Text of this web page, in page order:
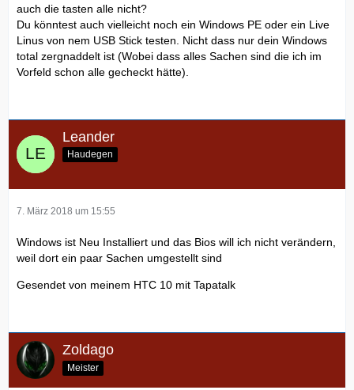
auch die tasten alle nicht?
Du könntest auch vielleicht noch ein Windows PE oder ein Live
Linus von nem USB Stick testen. Nicht dass nur dein Windows
total zergnaddelt ist (Wobei dass alles Sachen sind die ich im
Vorfeld schon alle gecheckt hätte).
Leander
Haudegen
7. März 2018 um 15:55
Windows ist Neu Installiert und das Bios will ich nicht verändern,
weil dort ein paar Sachen umgestellt sind
Gesendet von meinem HTC 10 mit Tapatalk
Zoldago
Meister